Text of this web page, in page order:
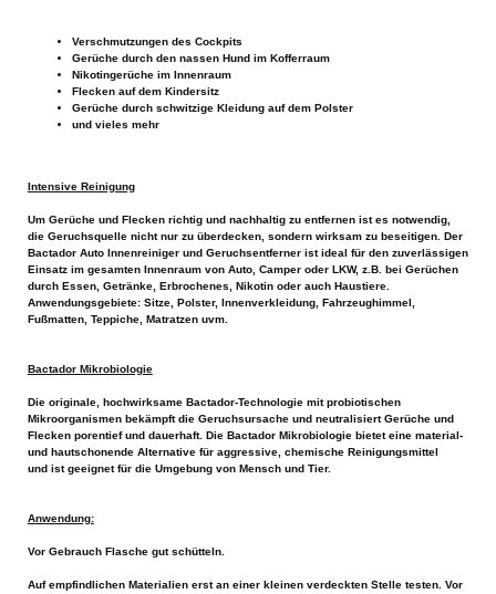
Verschmutzungen des Cockpits
Gerüche durch den nassen Hund im Kofferraum
Nikotingerüche im Innenraum
Flecken auf dem Kindersitz
Gerüche durch schwitzige Kleidung auf dem Polster
und vieles mehr
Intensive Reinigung
Um Gerüche und Flecken richtig und nachhaltig zu entfernen ist es notwendig,
die Geruchsquelle nicht nur zu überdecken, sondern wirksam zu beseitigen. Der
Bactador Auto Innenreiniger und Geruchsentferner ist ideal für den zuverlässigen
Einsatz im gesamten Innenraum von Auto, Camper oder LKW, z.B. bei Gerüchen
durch Essen, Getränke, Erbrochenes, Nikotin oder auch Haustiere.
Anwendungsgebiete: Sitze, Polster, Innenverkleidung, Fahrzeughimmel,
Fußmatten, Teppiche, Matratzen uvm.
Bactador Mikrobiologie
Die originale, hochwirksame Bactador-Technologie mit probiotischen
Mikroorganismen bekämpft die Geruchsursache und neutralisiert Gerüche und
Flecken porentief und dauerhaft. Die Bactador Mikrobiologie bietet eine material-
und hautschonende Alternative für aggressive, chemische Reinigungsmittel
und ist geeignet für die Umgebung von Mensch und Tier.
Anwendung:
Vor Gebrauch Flasche gut schütteln.
Auf empfindlichen Materialien erst an einer kleinen verdeckten Stelle testen. Vor